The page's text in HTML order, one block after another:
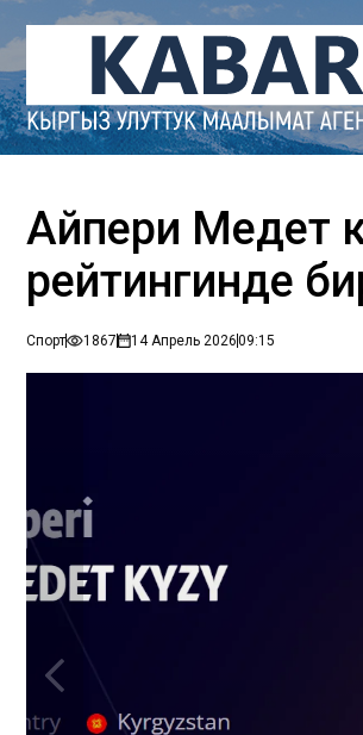
Айпери Медет
рейтингинде
Спорт 1867 14 Апрель 202609:15